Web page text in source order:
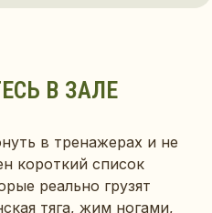
В ЗАЛЕ
в тренажерах и не
короткий список
реально грузят
тяга, жим ногами,